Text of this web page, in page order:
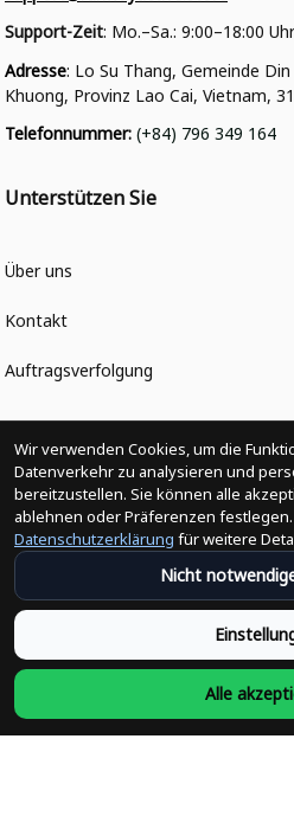
Support-Zeit: Mo.–Sa.: 9:00–18:00 Uhr
Adresse: Lo Su Thang, Gemeinde
Khuong, Provinz Lao Cai, Vietnam,
Telefonnummer: (+84) 796 349 164
Unterstützen Sie
Über uns
Kontakt
Auftragsverfolgung
Politiken
Änderungen der Bestellung
Versandpolitik
Rückerstattungsrichtlinie
Rückgabepolitik
Wir verwenden Cookies, um die
Datenverkehr zu analysieren und
bereitzustellen. Sie können alle
ablehnen oder Präferenzen
Datenschutzerklärung für weitere
Nicht
Alle